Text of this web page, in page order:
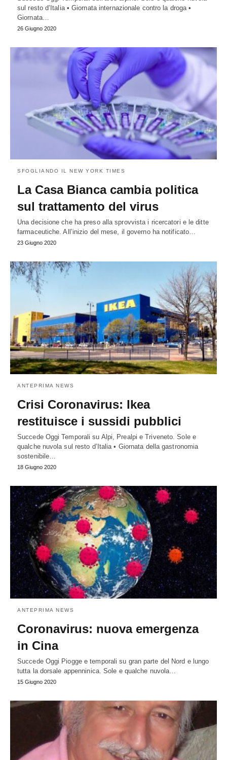
sul resto d’Italia • Giornata internazionale contro la droga •
Giornata…
26 Giugno 2020
SFOGLIANDO IL NEW YORK TIMES
La Casa Bianca cambia politica
sul trattamento del virus
Una decisione che ha preso alla sprovvista i ricercatori e le ditte
farmaceutiche. All’inizio del mese, il governo ha notificato…
23 Giugno 2020
ANTEPRIMA NEWS
Crisi Coronavirus: Ikea
restituisce i sussidi pubblici
Succede Oggi Temporali su Alpi, Prealpi e Triveneto. Sole e
qualche nuvola sul resto d’Italia • Giornata della gastronomia
sostenibile…
18 Giugno 2020
ANTEPRIMA NEWS
Coronavirus: nuova emergenza
in Cina
Succede Oggi Piogge e temporali su gran parte del Nord e lungo
tutta la dorsale appenninica. Sole e qualche nuvola…
15 Giugno 2020